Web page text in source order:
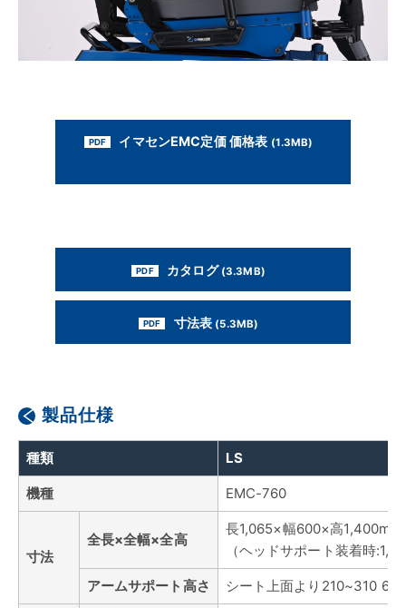
イマセンEMC定価 価格表 (1.3MB)
カタログ (3.3MB)
寸法表 (5.3MB)
製品仕様
種類 LS
機種 EMC-760
寸法
全長×全幅×全高
長1,065×幅600×高1,400mm
（ヘッドサポート装着時
アームサポート高さ シート上面より210~310 6